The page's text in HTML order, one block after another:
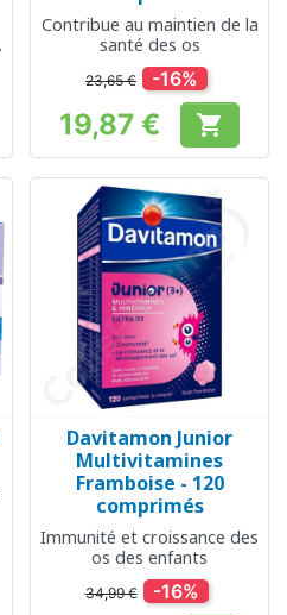
Contribue au maintien de la
santé des os
23,65 € -16%
Prix
19,87 € 
Davitamon Junior
Multivitamines
Framboise - 120
comprimés
Immunité et croissance des
os des enfants
34,99 € -16%